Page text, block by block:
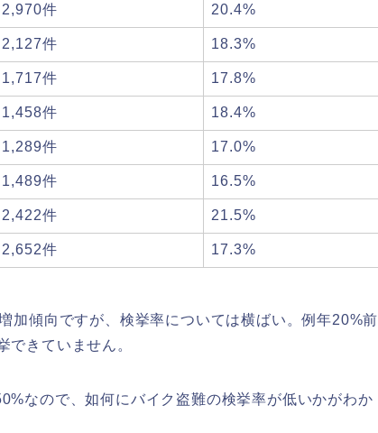
2,970件 20.4%
2,127件 18.3%
1,717件 17.8%
1,458件 18.4%
1,289件 17.0%
1,489件 16.5%
2,422件 21.5%
2,652件 17.3%
加傾向ですが、検挙率については横ばい。例年20%前
できていません。
なので、如何にバイク盗難の検挙率が低いかがわか